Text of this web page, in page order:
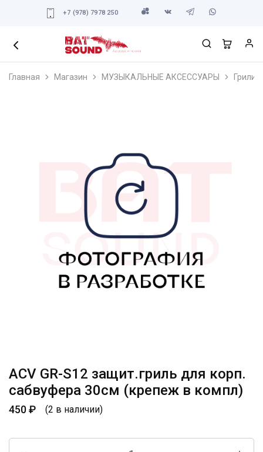
+7 (978) 7978 250
Главная Магазин МУЗЫКАЛЬНЫЕ АКСЕССУАРЫ Грили
ACV GR-S12 защит.гриль для корп.
сабвуфера 30см (крепеж в компл)
450₽ (2 в наличии)